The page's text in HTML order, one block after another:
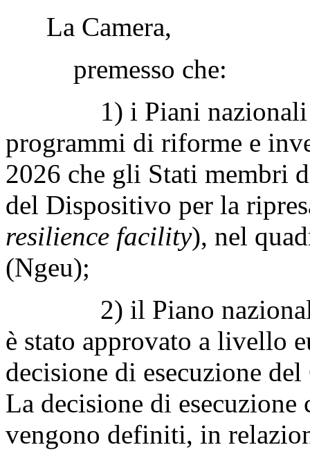
La Camera,
premesso che:
1) i Piani nazionali di
programmi di riforme e
2026 che gli Stati membri
del Dispositivo per la
resilience facility), nel
(Ngeu);
2) il Piano nazionale
è stato approvato a livello
decisione di esecuzione
La decisione di
vengono definiti, in